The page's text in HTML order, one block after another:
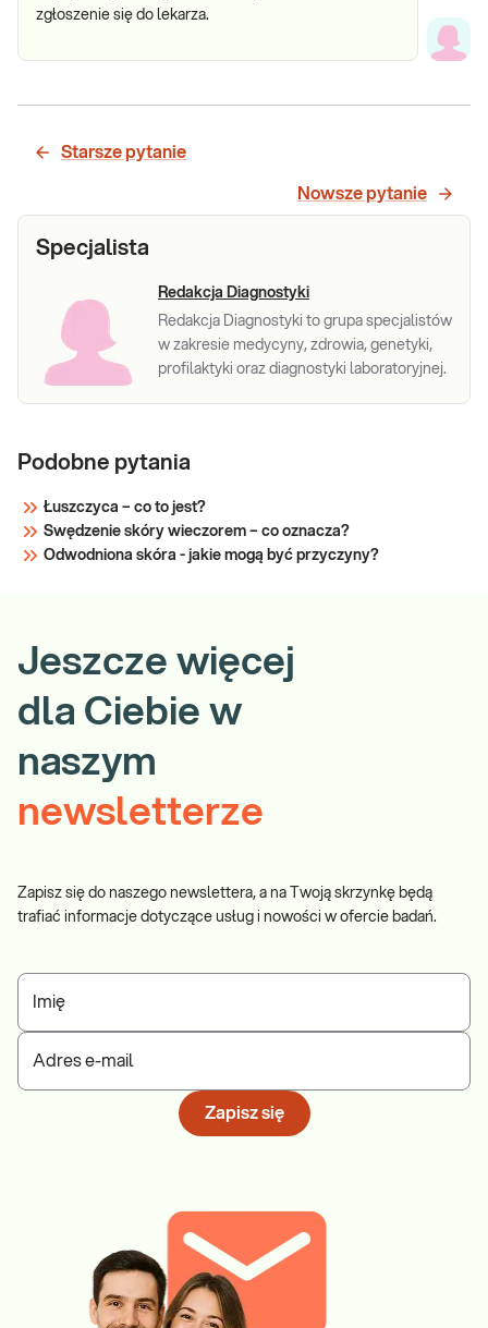
zgłoszenie się do lekarza.
Starsze pytanie
Nowsze pytanie
Specjalista
Redakcja Diagnostyki
Redakcja Diagnostyki to grupa specjalistów
w zakresie medycyny, zdrowia, genetyki,
profilaktyki oraz diagnostyki laboratoryjnej.
Podobne pytania
Łuszczyca – co to jest?
Swędzenie skóry wieczorem – co oznacza?
Odwodniona skóra - jakie mogą być przyczyny?
Jeszcze więcej
dla Ciebie w
naszym
newsletterze
Zapisz się do naszego newslettera, a na Twoją skrzynkę będą
trafiać informacje dotyczące usług i nowości w ofercie badań.
Imię
Adres e-mail
Zapisz się